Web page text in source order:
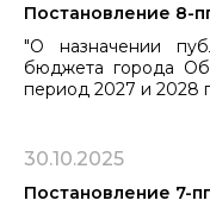
Постановление 8-
"О назначении
бюджета города
период 2027 и 2028
30.10.2025
Постановление 7-пг